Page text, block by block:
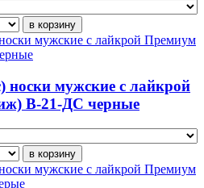
носки мужские с лайкрой
В-21-ДС черные